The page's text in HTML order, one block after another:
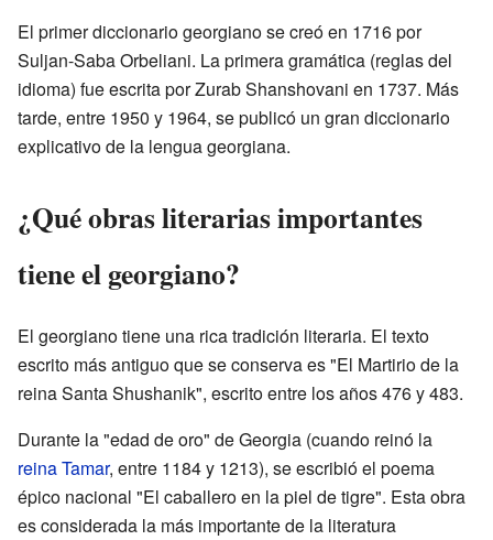
El primer diccionario georgiano se creó en 1716 por
Suljan-Saba Orbeliani. La primera gramática (reglas del
idioma) fue escrita por Zurab Shanshovani en 1737. Más
tarde, entre 1950 y 1964, se publicó un gran diccionario
explicativo de la lengua georgiana.
¿Qué obras literarias importantes
tiene el georgiano?
El georgiano tiene una rica tradición literaria. El texto
escrito más antiguo que se conserva es "El Martirio de la
reina Santa Shushanik", escrito entre los años 476 y 483.
Durante la "edad de oro" de Georgia (cuando reinó la
reina Tamar, entre 1184 y 1213), se escribió el poema
épico nacional "El caballero en la piel de tigre". Esta obra
es considerada la más importante de la literatura